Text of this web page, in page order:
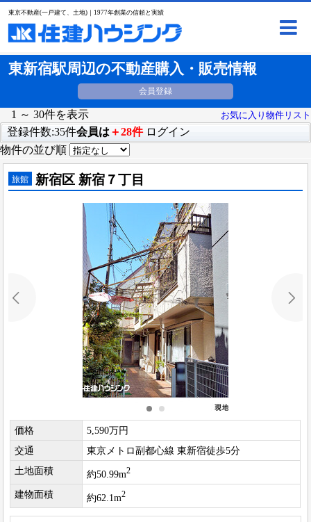
東京不動産(一戸建て、土地)｜1977年創業の信頼と実績
東新宿駅周辺の不動産購入・販売情報
会員登録
1 ～ 30件を表示 お気に入り物件リスト
登録件数:35件会員は ＋28件 ログイン
物件の並び順
旅館 新宿区 新宿７丁目
価格
5,590万円
交通
東京メトロ副都心線 東新宿徒歩5分
土地面積
約50.99m2
建物面積 約62.1m2